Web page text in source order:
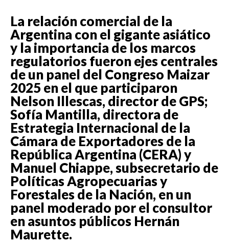
La relación comercial de la
Argentina con el gigante asiático
y la importancia de los marcos
regulatorios fueron ejes centrales
de un panel del Congreso Maizar
2025 en el que participaron
Nelson Illescas, director de GPS;
Sofía Mantilla, directora de
Estrategia Internacional de la
Cámara de Exportadores de la
República Argentina (CERA) y
Manuel Chiappe, subsecretario de
Políticas Agropecuarias y
Forestales de la Nación, en un
panel moderado por el consultor
en asuntos públicos Hernán
Maurette.